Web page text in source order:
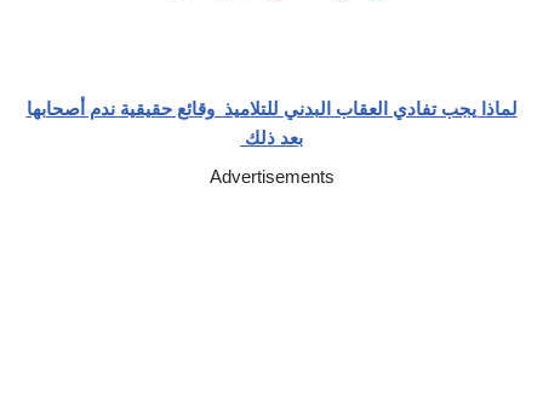
لماذا يجب تفادي العقاب البدني للتلاميذ وقائع حقيقية ندم أصحابها
بعد ذلك
Advertisements